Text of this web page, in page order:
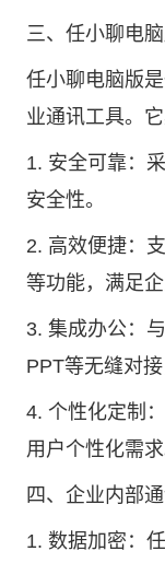
三、任小聊电
任小聊电脑版
业通讯工具。
1. 安全可靠：
安全性。
2. 高效便捷：
等功能，满足
3. 集成办公：
PPT等无缝对接
4. 个性化定制
用户个性化需求
四、企业内部
1. 数据加密：